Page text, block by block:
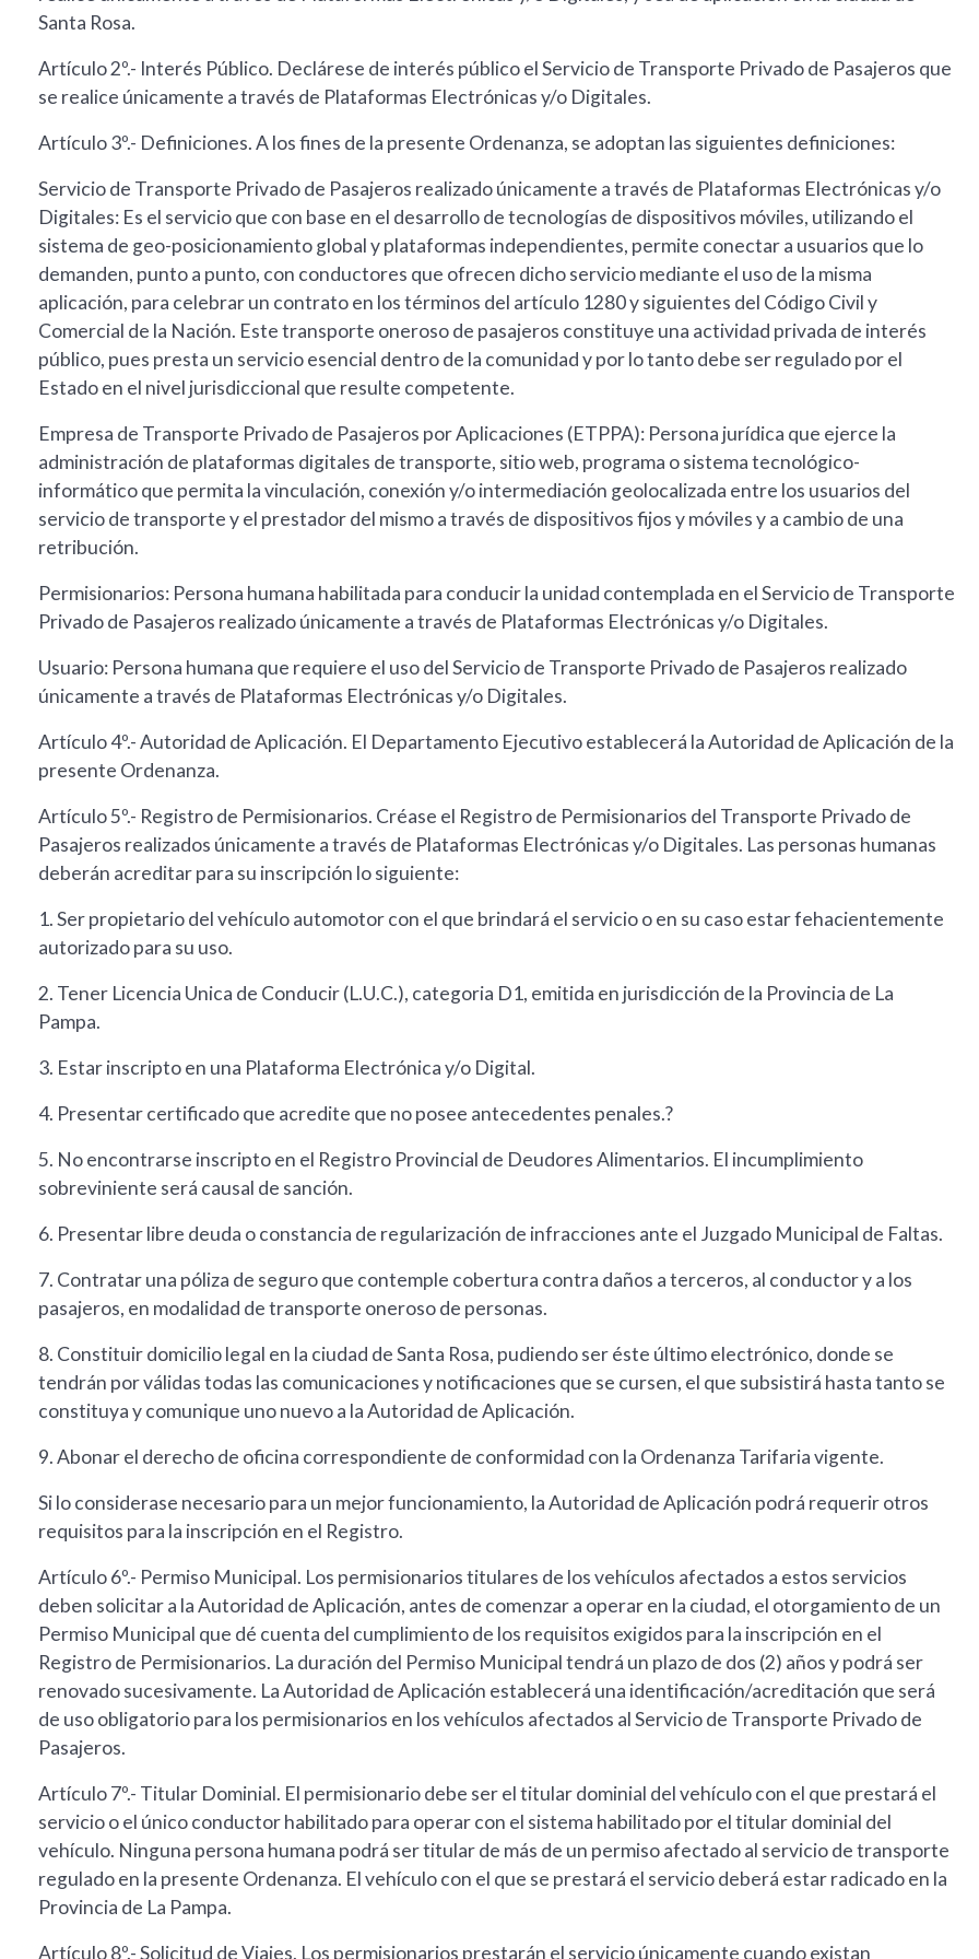
Santa Rosa.
Artículo 2º.- Interés Público. Declárese de interés público el Servicio de Transporte Privado de Pasajeros que
se realice únicamente a través de Plataformas Electrónicas y/o Digitales.
Artículo 3º.- Definiciones. A los fines de la presente Ordenanza, se adoptan las siguientes definiciones:
Servicio de Transporte Privado de Pasajeros realizado únicamente a través de Plataformas Electrónicas y/o
Digitales: Es el servicio que con base en el desarrollo de tecnologías de dispositivos móviles, utilizando el
sistema de geo-posicionamiento global y plataformas independientes, permite conectar a usuarios que lo
demanden, punto a punto, con conductores que ofrecen dicho servicio mediante el uso de la misma
aplicación, para celebrar un contrato en los términos del artículo 1280 y siguientes del Código Civil y
Comercial de la Nación. Este transporte oneroso de pasajeros constituye una actividad privada de interés
público, pues presta un servicio esencial dentro de la comunidad y por lo tanto debe ser regulado por el
Estado en el nivel jurisdiccional que resulte competente.
Empresa de Transporte Privado de Pasajeros por Aplicaciones (ETPPA): Persona jurídica que ejerce la
administración de plataformas digitales de transporte, sitio web, programa o sistema tecnológico-
informático que permita la vinculación, conexión y/o intermediación geolocalizada entre los usuarios del
servicio de transporte y el prestador del mismo a través de dispositivos fijos y móviles y a cambio de una
retribución.
Permisionarios: Persona humana habilitada para conducir la unidad contemplada en el Servicio de Transporte
Privado de Pasajeros realizado únicamente a través de Plataformas Electrónicas y/o Digitales.
Usuario: Persona humana que requiere el uso del Servicio de Transporte Privado de Pasajeros realizado
únicamente a través de Plataformas Electrónicas y/o Digitales.
Artículo 4º.- Autoridad de Aplicación. El Departamento Ejecutivo establecerá la Autoridad de Aplicación de la
presente Ordenanza.
Artículo 5º.- Registro de Permisionarios. Créase el Registro de Permisionarios del Transporte Privado de
Pasajeros realizados únicamente a través de Plataformas Electrónicas y/o Digitales. Las personas humanas
deberán acreditar para su inscripción lo siguiente:
1. Ser propietario del vehículo automotor con el que brindará el servicio o en su caso estar fehacientemente
autorizado para su uso.
2. Tener Licencia Unica de Conducir (L.U.C.), categoria D1, emitida en jurisdicción de la Provincia de La
Pampa.
3. Estar inscripto en una Plataforma Electrónica y/o Digital.
4. Presentar certificado que acredite que no posee antecedentes penales.?
5. No encontrarse inscripto en el Registro Provincial de Deudores Alimentarios. El incumplimiento
sobreviniente será causal de sanción.
6. Presentar libre deuda o constancia de regularización de infracciones ante el Juzgado Municipal de Faltas.
7. Contratar una póliza de seguro que contemple cobertura contra daños a terceros, al conductor y a los
pasajeros, en modalidad de transporte oneroso de personas.
8. Constituir domicilio legal en la ciudad de Santa Rosa, pudiendo ser éste último electrónico, donde se
tendrán por válidas todas las comunicaciones y notificaciones que se cursen, el que subsistirá hasta tanto se
constituya y comunique uno nuevo a la Autoridad de Aplicación.
9. Abonar el derecho de oficina correspondiente de conformidad con la Ordenanza Tarifaria vigente.
Si lo considerase necesario para un mejor funcionamiento, la Autoridad de Aplicación podrá requerir otros
requisitos para la inscripción en el Registro.
Artículo 6º.- Permiso Municipal. Los permisionarios titulares de los vehículos afectados a estos servicios
deben solicitar a la Autoridad de Aplicación, antes de comenzar a operar en la ciudad, el otorgamiento de un
Permiso Municipal que dé cuenta del cumplimiento de los requisitos exigidos para la inscripción en el
Registro de Permisionarios. La duración del Permiso Municipal tendrá un plazo de dos (2) años y podrá ser
renovado sucesivamente. La Autoridad de Aplicación establecerá una identificación/acreditación que será
de uso obligatorio para los permisionarios en los vehículos afectados al Servicio de Transporte Privado de
Pasajeros.
Artículo 7º.- Titular Dominial. El permisionario debe ser el titular dominial del vehículo con el que prestará el
servicio o el único conductor habilitado para operar con el sistema habilitado por el titular dominial del
vehículo. Ninguna persona humana podrá ser titular de más de un permiso afectado al servicio de transporte
regulado en la presente Ordenanza. El vehículo con el que se prestará el servicio deberá estar radicado en la
Provincia de La Pampa.
Artículo 8º.- Solicitud de Viajes. Los permisionarios prestarán el servicio únicamente cuando existan